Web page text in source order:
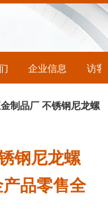
企业信息 访客
制品厂 不锈钢尼龙螺
钢尼龙螺
品零售全